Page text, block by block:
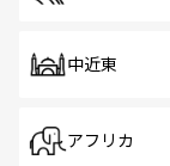
中近東
アフリカ